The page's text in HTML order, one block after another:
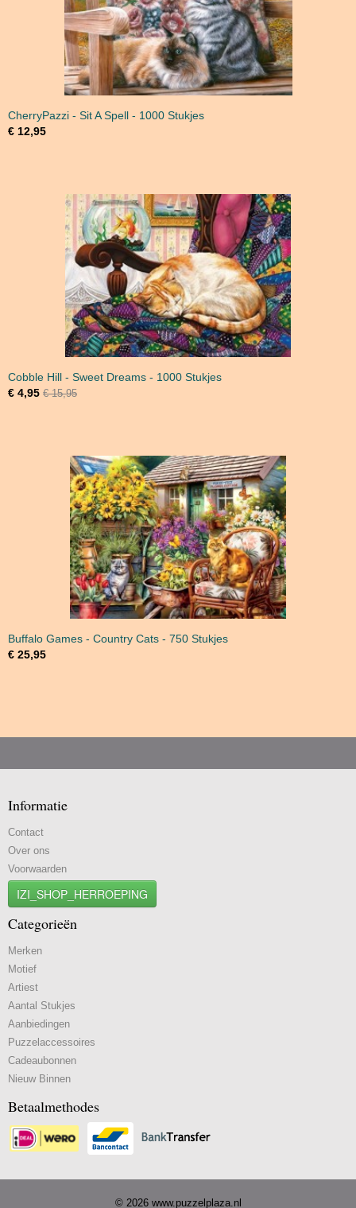
CherryPazzi - Sit A Spell - 1000 Stukjes
€ 12,95
Cobble Hill - Sweet Dreams - 1000 Stukjes
€ 4,95 € 15,95
Buffalo Games - Country Cats - 750 Stukjes
€ 25,95
Informatie
Contact
Over ons
Voorwaarden
IZI_SHOP_HERROEPING
Categorieën
Merken
Motief
Artiest
Aantal Stukjes
Aanbiedingen
Puzzelaccessoires
Cadeaubonnen
Nieuw Binnen
Betaalmethodes
© 2026 www.puzzelplaza.nl